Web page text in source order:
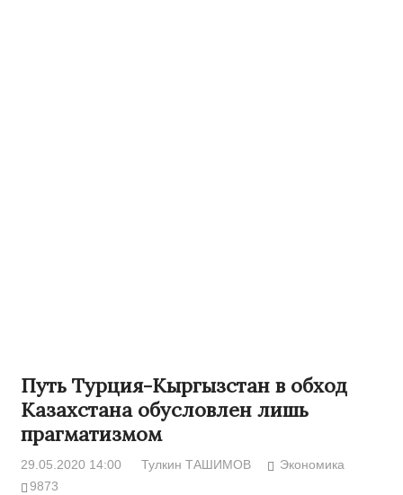
Путь Турция-Кыргызстан в обход
Казахстана обусловлен лишь
прагматизмом
29.05.2020 14:00 Тулкин ТАШИМОВ
Экономика
9873